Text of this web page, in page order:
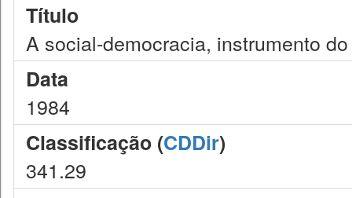
Título
A social-democracia, instrumento
Data
1984
Classificação (CDDir)
341.29